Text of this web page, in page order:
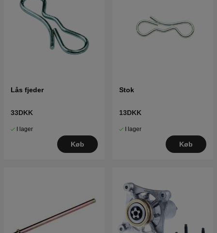
Lås fjeder
33DKK
I lager
Køb
Stok
13DKK
I lager
Køb